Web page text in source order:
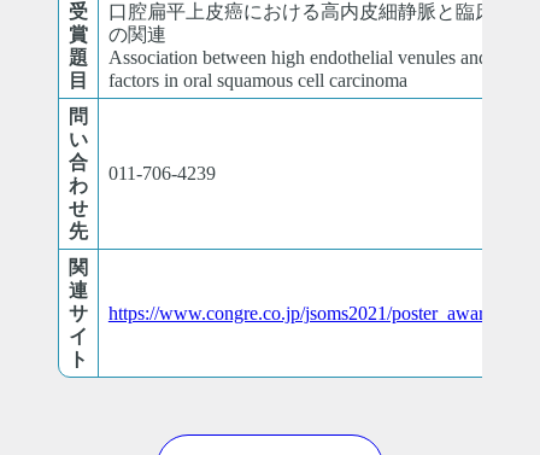
受
賞
題
目
口腔扁平上皮癌における高内皮細静脈と臨床的因
の関連
Association between high endothelial venules and
factors in oral squamous cell carcinoma
問
い
合
わ
せ
先
011-706-4239
関
連
サ
イ
ト
https://www.congre.co.jp/jsoms2021/poster_award/